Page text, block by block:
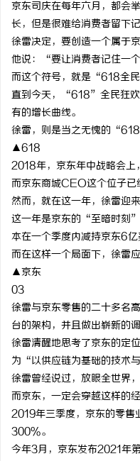
京东司庆在每年六月，都会
长，但是很难给消费者留下
徐雷决定，要创造一个属于
他说：“要让消费者记住一
而这个符号，就是“618全
直到今天，“618”全民狂欢
有的增长曲线。
徐雷，则是当之无愧的
▲618
2018年，京东年中战略会
而京东商城CEO这个位子
然而，就在这一年，徐雷迎
这一年是京东的“至暗时刻”
本在一个季度内减持京东6
而在这样一个局面下，徐雷
▲京东
03
徐雷与京东零售的二十多名
台的架构，并且做出崭新的
徐雷清醒地思考了京东的定
为“以供应链为基础的技术
徐雷曾经说过，放眼全世界
而京东，一定会穿越这样的经
2019年三季度，京东的零售
300%。
今年3月，京东发布2021年